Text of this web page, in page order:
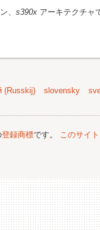
、 s390x アーキテクチャ
(Russkij) slovensky
登録商標です。 このサイ